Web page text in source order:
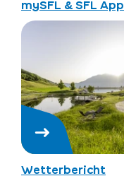
mySFL & SFL App
Wetterbericht